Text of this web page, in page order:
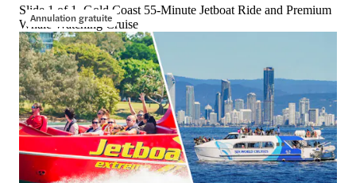
Annulation gratuite
Slide 1 of 1, Gold Coast 55-Minute Jetboat Ride and Premium
Whale Watching Cruise